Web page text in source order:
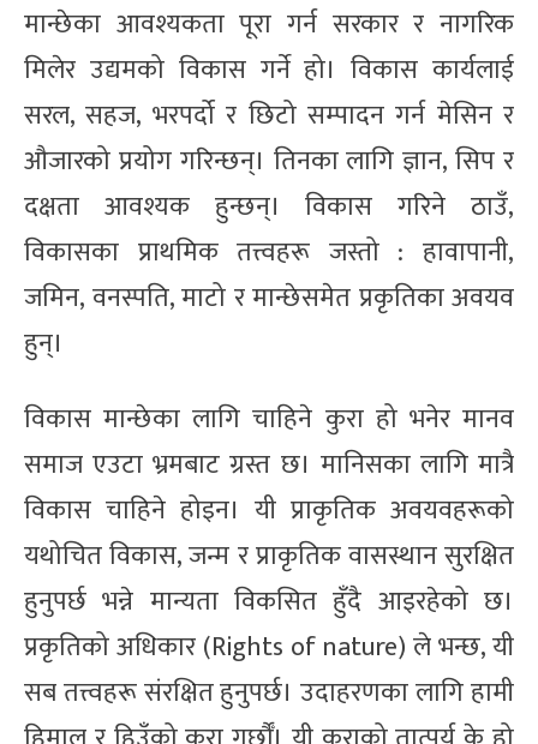
मान्छेका आवश्यकता पूरा गर्न सरकार र नागरिक
मिलेर उद्यमको विकास गर्ने हो। विकास कार्यलाई
सरल, सहज, भरपर्दो र छिटो सम्पादन गर्न मेसिन र
औजारको प्रयोग गरिन्छन्। तिनका लागि ज्ञान, सिप र
दक्षता आवश्यक हुन्छन्। विकास गरिने ठाउँ,
विकासका प्राथमिक तत्त्वहरू जस्तो : हावापानी,
जमिन, वनस्पति, माटो र मान्छेसमेत प्रकृतिका अवयव
हुन्।
विकास मान्छेका लागि चाहिने कुरा हो भनेर मानव
समाज एउटा भ्रमबाट ग्रस्त छ। मानिसका लागि मात्रै
विकास चाहिने होइन। यी प्राकृतिक अवयवहरूको
यथोचित विकास, जन्म र प्राकृतिक वासस्थान सुरक्षित
हुनुपर्छ भन्ने मान्यता विकसित हुँदै आइरहेको छ।
प्रकृतिको अधिकार (Rights of nature) ले भन्छ, यी
सब तत्त्वहरू संरक्षित हुनुपर्छ। उदाहरणका लागि हामी